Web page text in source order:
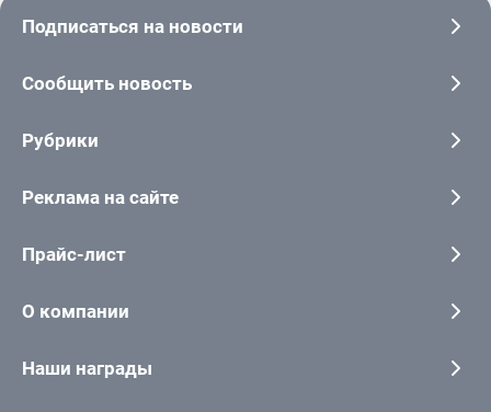
Подписаться на новости
Сообщить новость
Рубрики
Реклама на сайте
Прайс-лист
О компании
Наши награды